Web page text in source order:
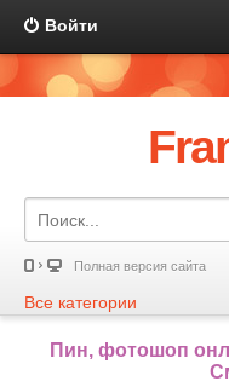
Войти
Полная версия сайта
Все категории
Пин, фотошоп